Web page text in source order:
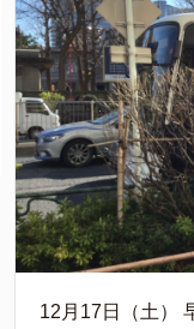
12月17日（土）